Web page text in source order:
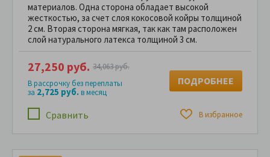
материалов. Одна сторона обладает высокой
жесткостью, за счет слоя кокосовой койры толщиной
2 см. Вторая сторона мягкая, так как там расположен
слой натурального латекса толщиной 3 см.
Сравнить В избранное
27,250 руб. 34,063 руб.
В рассрочку без переплаты
за 2,725 руб.в месяц
ПОДРОБНЕЕ